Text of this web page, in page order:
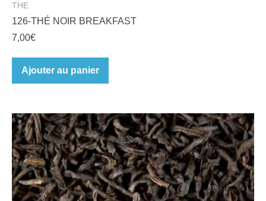
THE
126-THÉ NOIR BREAKFAST
7,00€
Ajouter au panier